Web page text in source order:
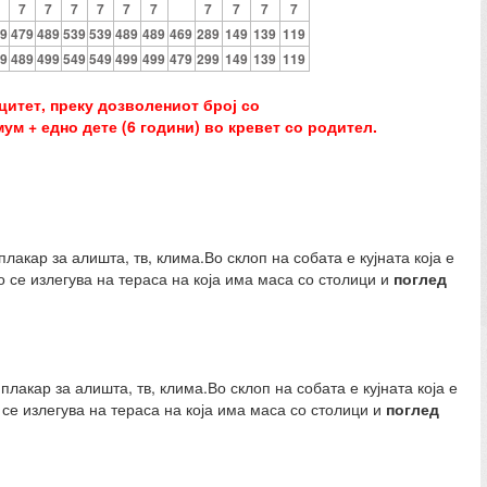
7 7 7 7 7 7 7 7 7
7
479489539539489 489 469 289 149 139 119
489499549549499 499 479 299 149 139 119
преку дозволениот број со
+ едно дете (6 години) во кревет со родител.
за алишта, тв, клима.Во склоп на собата е кујната која е
излегува на тераса на која има маса со столици и поглед
за алишта, тв, клима.Во склоп на собата е кујната која е
излегува на тераса на која има маса со столици и поглед